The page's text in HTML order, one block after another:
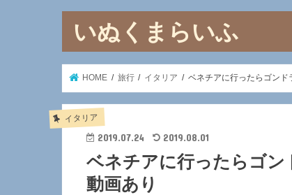
いぬくまらいふ
HOME 旅行 イタリア ベネチアに行ったらゴンド
イタリア
2019.07.24 2019.08.01
ベネチアに行ったらゴン
動画あり